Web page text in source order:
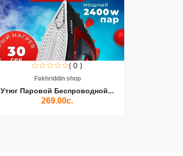
( 0 )
Fakhriddin shop
Утюг Паровой Беспроводной...
269.00с.